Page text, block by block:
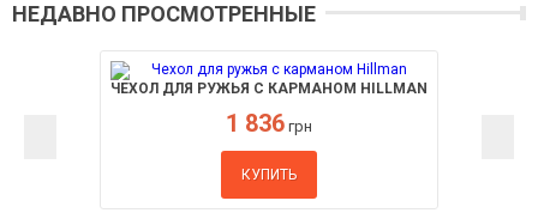
НЕДАВНО ПРОСМОТРЕННЫЕ
ЧЕХОЛ ДЛЯ РУЖЬЯ С КАРМАНОМ HILLMAN
1 836 грн
КУПИТЬ